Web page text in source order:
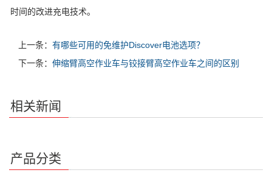
时间的改进充电技术。
上一条： 有哪些可用的免维护Discover电池选项？
下一条： 伸缩臂高空作业车与铰接臂高空作业车之间的区别
相关新闻
产品分类